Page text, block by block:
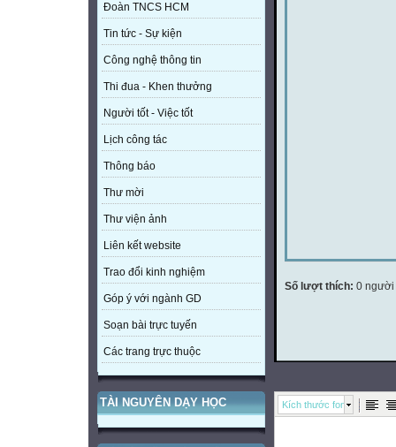
Đoàn TNCS HCM
Tin tức - Sự kiện
Công nghệ thông tin
Thi đua - Khen thưởng
Người tốt - Việc tốt
Lịch công tác
Thông báo
Thư mời
Thư viện ảnh
Liên kết website
Trao đổi kinh nghiệm
Góp ý với ngành GD
Soạn bài trực tuyến
Các trang trực thuộc
TÀI NGUYÊN DẠY HỌC
Số lượt thích: 0 người
Kích thước font